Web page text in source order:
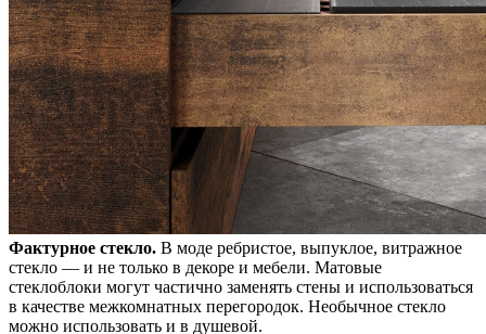
Фактурное стекло. В моде ребристое, выпуклое, витражное
стекло — и не только в декоре и мебели. Матовые
стеклоблоки могут частично заменять стены и использоваться
в качестве межкомнатных перегородок. Необычное стекло
можно использовать и в душевой.